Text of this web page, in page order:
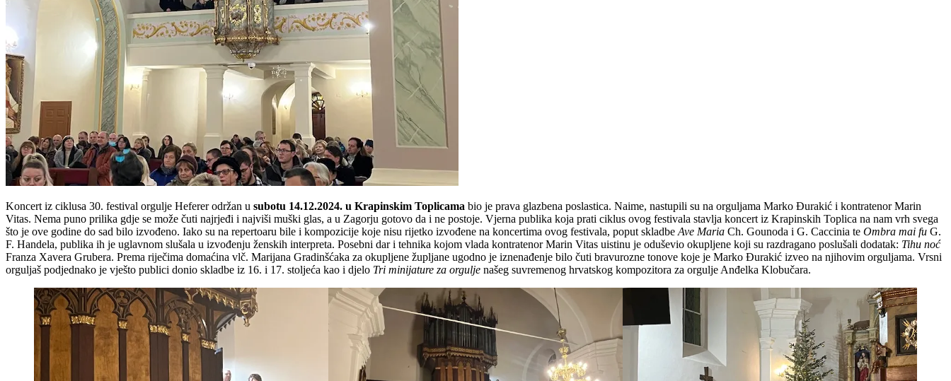
Koncert iz ciklusa 30. festival orgulje Heferer održan u subotu 14.12.2024. u Krapinskim Toplicama bio je prava glazbena poslastica. Naime, nastupili su na orguljama Marko Đurakić i kontratenor Marin
Vitas. Nema puno prilika gdje se može čuti najrjeđi i najviši muški glas, a u Zagorju gotovo da i ne postoje. Vjerna publika koja prati ciklus ovog festivala stavlja koncert iz Krapinskih Toplica na nam vrh svega
što je ove godine do sad bilo izvođeno. Iako su na repertoaru bile i kompozicije koje nisu rijetko izvođene na koncertima ovog festivala, poput skladbe Ave Maria Ch. Gounoda i G. Caccinia te Ombra mai fu G.
F. Handela, publika ih je uglavnom slušala u izvođenju ženskih interpreta. Posebni dar i tehnika kojom vlada kontratenor Marin Vitas uistinu je oduševio okupljene koji su razdragano poslušali dodatak: Tihu noć
Franza Xavera Grubera. Prema riječima domaćina vlč. Marijana Gradinšćaka za okupljene župljane ugodno je iznenađenje bilo čuti bravurozne tonove koje je Marko Đurakić izveo na njihovim orguljama. Vrsni
orguljaš podjednako je vješto publici donio skladbe iz 16. i 17. stoljeća kao i djelo Tri minijature za orgulje našeg suvremenog hrvatskog kompozitora za orgulje Anđelka Klobučara.